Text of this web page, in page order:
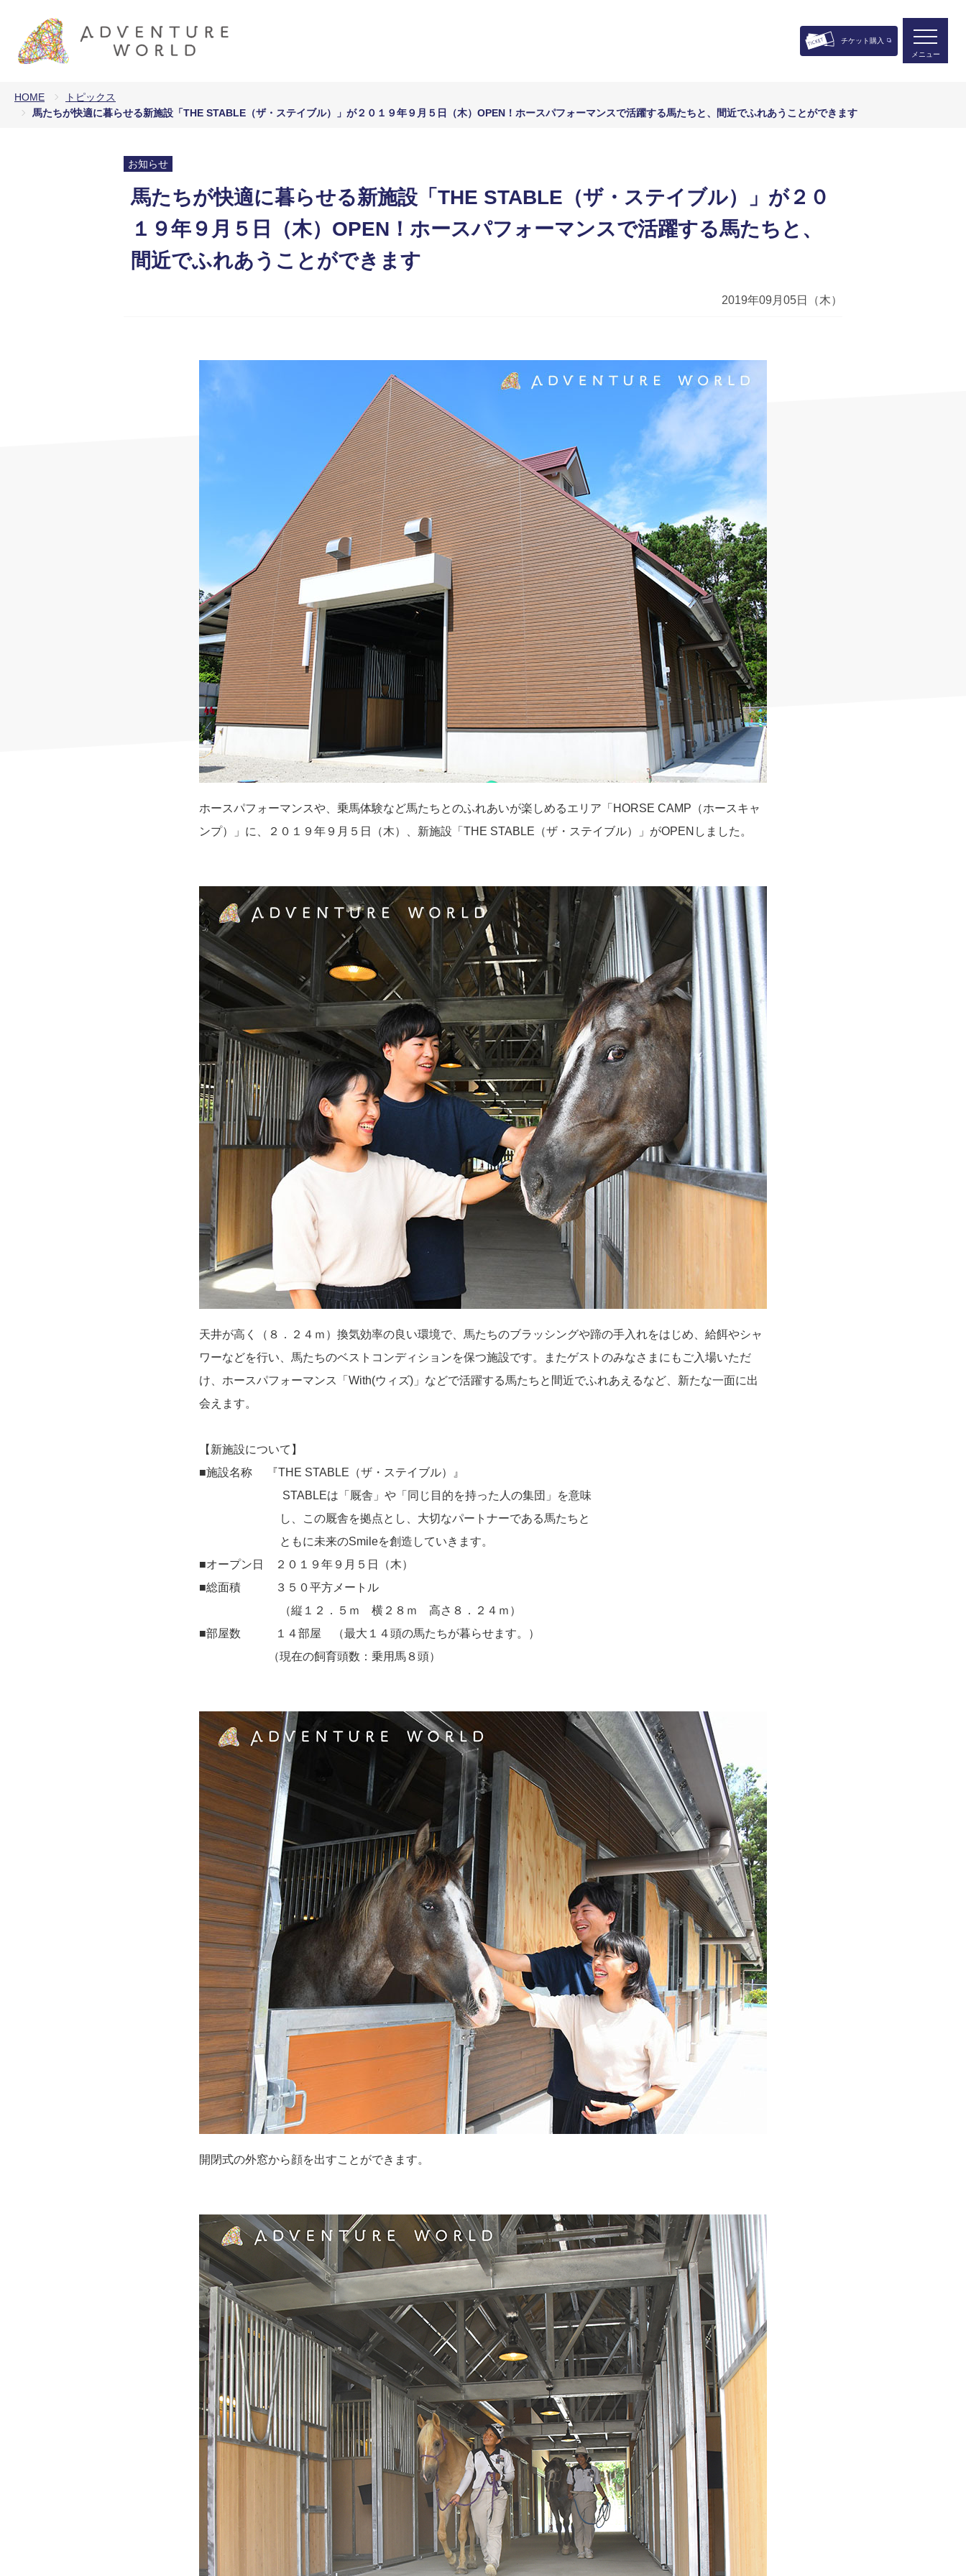
チケット購入
メニュー
HOME
トピックス
馬たちが快適に暮らせる新施設「THE STABLE（ザ・ステイブル）」が２０１９年９月５日（木）OPEN！ホースパフォーマンスで活躍する馬たちと、間近でふれあうことができます
お知らせ
馬たちが快適に暮らせる新施設「THE STABLE（ザ・ステイブル）」が２０
１９年９月５日（木）OPEN！ホースパフォーマンスで活躍する馬たちと、
間近でふれあうことができます
2019年09月05日（木）
ホースパフォーマンスや、乗馬体験など馬たちとのふれあいが楽しめるエリア「HORSE CAMP（ホースキャ
ンプ）」に、２０１９年９月５日（木）、新施設「THE STABLE（ザ・ステイブル）」がOPENしました。
天井が高く（８．２４ｍ）換気効率の良い環境で、馬たちのブラッシングや蹄の手入れをはじめ、給餌やシャ
ワーなどを行い、馬たちのベストコンディションを保つ施設です。またゲストのみなさまにもご入場いただ
け、ホースパフォーマンス「With(ウィズ)」などで活躍する馬たちと間近でふれあえるなど、新たな一面に出
会えます。
【新施設について】
■施設名称 『THE STABLE（ザ・ステイブル）』
STABLEは「厩舎」や「同じ目的を持った人の集団」を意味
し、この厩舎を拠点とし、大切なパートナーである馬たちと
ともに未来のSmileを創造していきます。
■オープン日 ２０１９年９月５日（木）
■総面積 ３５０平方メートル
（縦１２．５ｍ 横２８ｍ 高さ８．２４ｍ）
■部屋数 １４部屋 （最大１４頭の馬たちが暮らせます。）
（現在の飼育頭数：乗用馬８頭）
開閉式の外窓から顔を出すことができます。